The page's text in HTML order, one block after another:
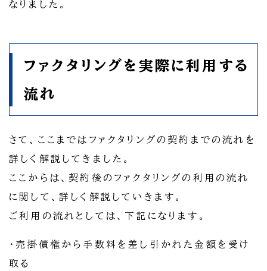
なりました。
ファクタリングを実際に利用する
流れ
さて、ここまではファクタリングの契約までの流れを
詳しく解説してきました。
ここからは、契約後のファクタリングの利用の流れ
に関して、詳しく解説していきます。
ご利用の流れとしては、下記になります。
・売掛債権から手数料を差し引かれた金額を受け
取る